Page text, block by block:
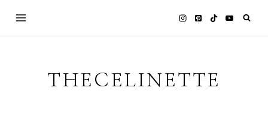
THECELINETTE